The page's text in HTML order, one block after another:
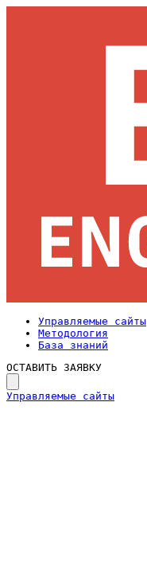
Управляемые сайты
Методология
База знаний
ОСТАВИТЬ ЗАЯВКУ
Управляемые сайты